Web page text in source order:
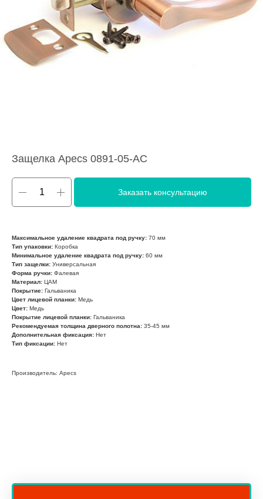
Защелка Apecs 0891-05-АС
Заказать консультацию
Максимальное удаление квадрата под ручку: 70 мм
Тип упаковки: Коробка
Минимальное удаление квадрата под ручку: 60 мм
Тип защелки: Универсальная
Форма ручки: Фалевая
Материал: ЦАМ
Покрытие: Гальваника
Цвет лицевой планки: Медь
Цвет: Медь
Покрытие лицевой планки: Гальваника
Рекомендуемая толщина дверного полотна: 35-45 мм
Дополнительная фиксация: Нет
Тип фиксации: Нет
Производитель: Apecs